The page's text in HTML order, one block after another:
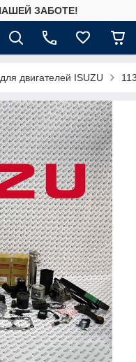
ЗАБОТЕ!
двигателей ISUZU